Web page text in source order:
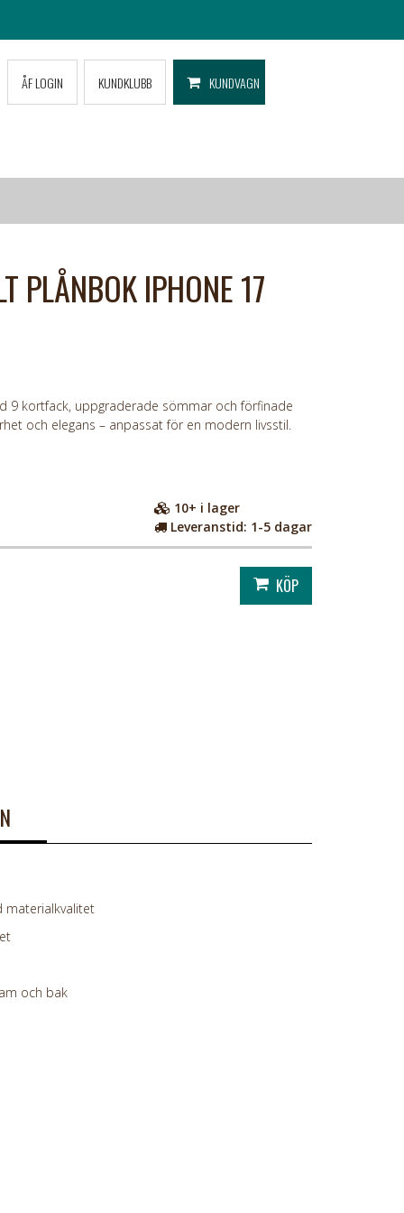
ÅF LOGIN KUNDKLUBB KUNDVAGN
PLÅNBOK IPHONE 17
9 kortfack, uppgraderade sömmar och förfinade
och elegans – anpassat för en modern livsstil.
10+ i lager
Leveranstid: 1-5 dagar
materialkvalitet
och bak